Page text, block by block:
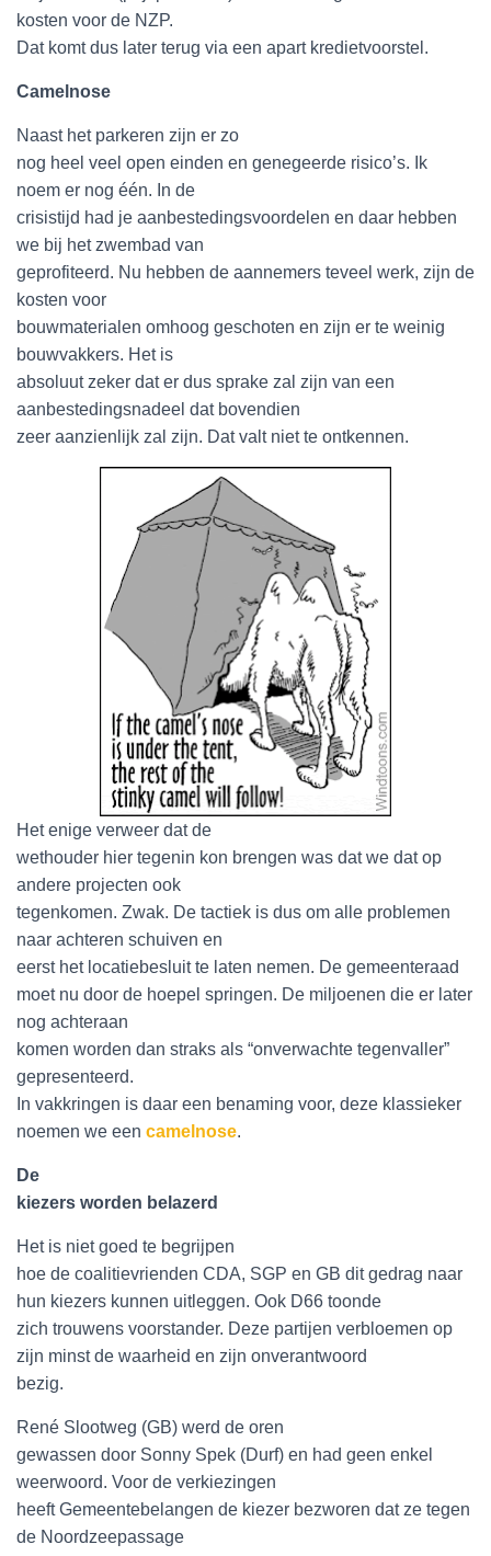
kosten voor de NZP.
Dat komt dus later terug via een apart kredietvoorstel.
Camelnose
Naast het parkeren zijn er zo
nog heel veel open einden en genegeerde risico’s. Ik
noem er nog één. In de
crisistijd had je aanbestedingsvoordelen en daar hebben
we bij het zwembad van
geprofiteerd. Nu hebben de aannemers teveel werk, zijn de
kosten voor
bouwmaterialen omhoog geschoten en zijn er te weinig
bouwvakkers. Het is
absoluut zeker dat er dus sprake zal zijn van een
aanbestedingsnadeel dat bovendien
zeer aanzienlijk zal zijn. Dat valt niet te ontkennen.
Het enige verweer dat de
wethouder hier tegenin kon brengen was dat we dat op
andere projecten ook
tegenkomen. Zwak. De tactiek is dus om alle problemen
naar achteren schuiven en
eerst het locatiebesluit te laten nemen. De gemeenteraad
moet nu door de hoepel springen. De miljoenen die er later
nog achteraan
komen worden dan straks als “onverwachte tegenvaller”
gepresenteerd.
In vakkringen is daar een benaming voor, deze klassieker
noemen we een camelnose.
De
kiezers worden belazerd
Het is niet goed te begrijpen
hoe de coalitievrienden CDA, SGP en GB dit gedrag naar
hun kiezers kunnen uitleggen. Ook D66 toonde
zich trouwens voorstander. Deze partijen verbloemen op
zijn minst de waarheid en zijn onverantwoord
bezig.
René Slootweg (GB) werd de oren
gewassen door Sonny Spek (Durf) en had geen enkel
weerwoord. Voor de verkiezingen
heeft Gemeentebelangen de kiezer bezworen dat ze tegen
de Noordzeepassage